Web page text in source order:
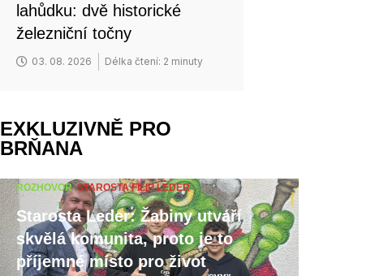
lahůdku: dvě historické
železniční točny
03. 08. 2026 Délka čtení: 2 minuty
EXKLUZIVNĚ PRO
BRŇANA
ROZHOVOR,STAROSTA FILIP LEDER
Starosta Leder: Žabiny utváří
skvělá komunita, proto je to
příjemné místo pro život